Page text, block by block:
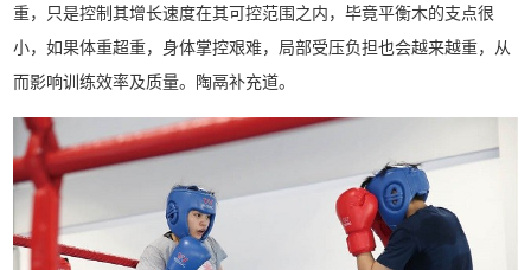
重，只是控制其增长速度在其可控范围之内，毕竟平衡木的支点很
小，如果体重超重，身体掌控艰难，局部受压负担也会越来越重，从
而影响训练效率及质量。陶鬲补充道。